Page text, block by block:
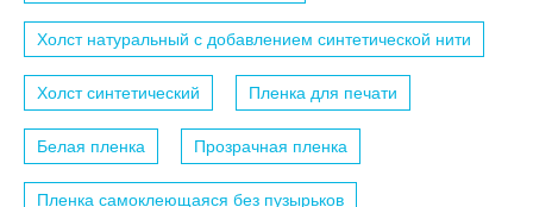
Холст натуральный с добавлением синтетической нити
Холст синтетический Пленка для печати
Белая пленка Прозрачная пленка
Пленка самоклеющаяся без пузырьков